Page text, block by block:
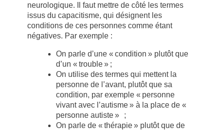
neurologique. Il faut mettre de côté les termes
issus du capacitisme, qui désignent les
conditions de ces personnes comme étant
négatives. Par exemple :
On parle d’une « condition » plutôt que
d’un « trouble » ;
On utilise des termes qui mettent la
personne de l’avant, plutôt que sa
condition, par exemple « personne
vivant avec l’autisme » à la place de «
personne autiste » ;
On parle de « thérapie » plutôt que de